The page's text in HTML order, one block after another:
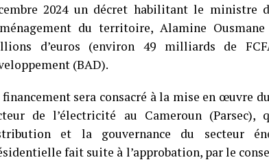
2024 un décret habilitant le ministre
du territoire, Alamine
d’euros (environ 49 milliards de
(BAD).
financement sera consacré à la mise en œuvre
de l’électricité au Cameroun
et la gouvernance du secteur
fait suite à l’approbation, par le